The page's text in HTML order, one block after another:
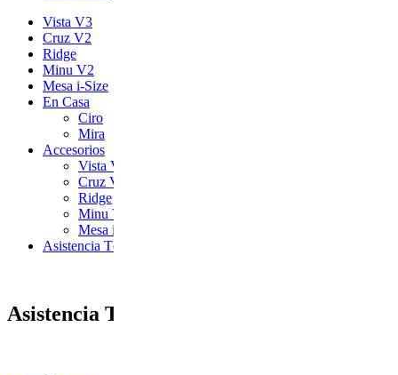
Vista V3
Cruz V2
Ridge
Minu V2
Mesa i-Size
En Casa
Ciro
Mira
Accesorios
Vista V3
Cruz V2
Ridge
Minu V2
Mesa i-Size
Asistencia Técnica
Asistencia Técnica